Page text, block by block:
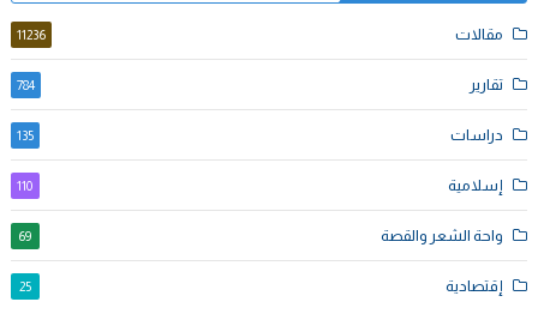
مقالات 11236
تقارير 784
دراسات 135
إسلامية 110
واحة الشعر والقصة 69
إقتصادية 25